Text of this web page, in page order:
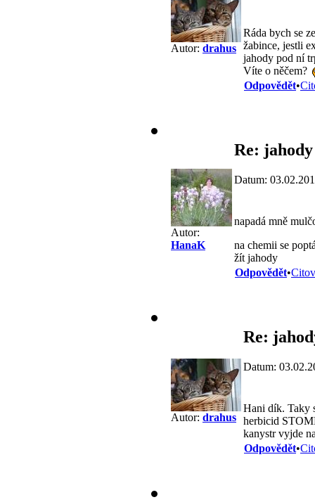
Autor: drahus
Ráda bych se
žabince, jestli
jahody pod ní
Víte o něčem?
Odpovědět•
Autor:
HanaK
Re: jahody
Datum:
napadá mně
na chemii se
žít jahody
Odpovědět•
Autor: drahus
Re:
Datum:
Hani dík. Taky
herbicid
kanystr vyjde
Odpovědět•